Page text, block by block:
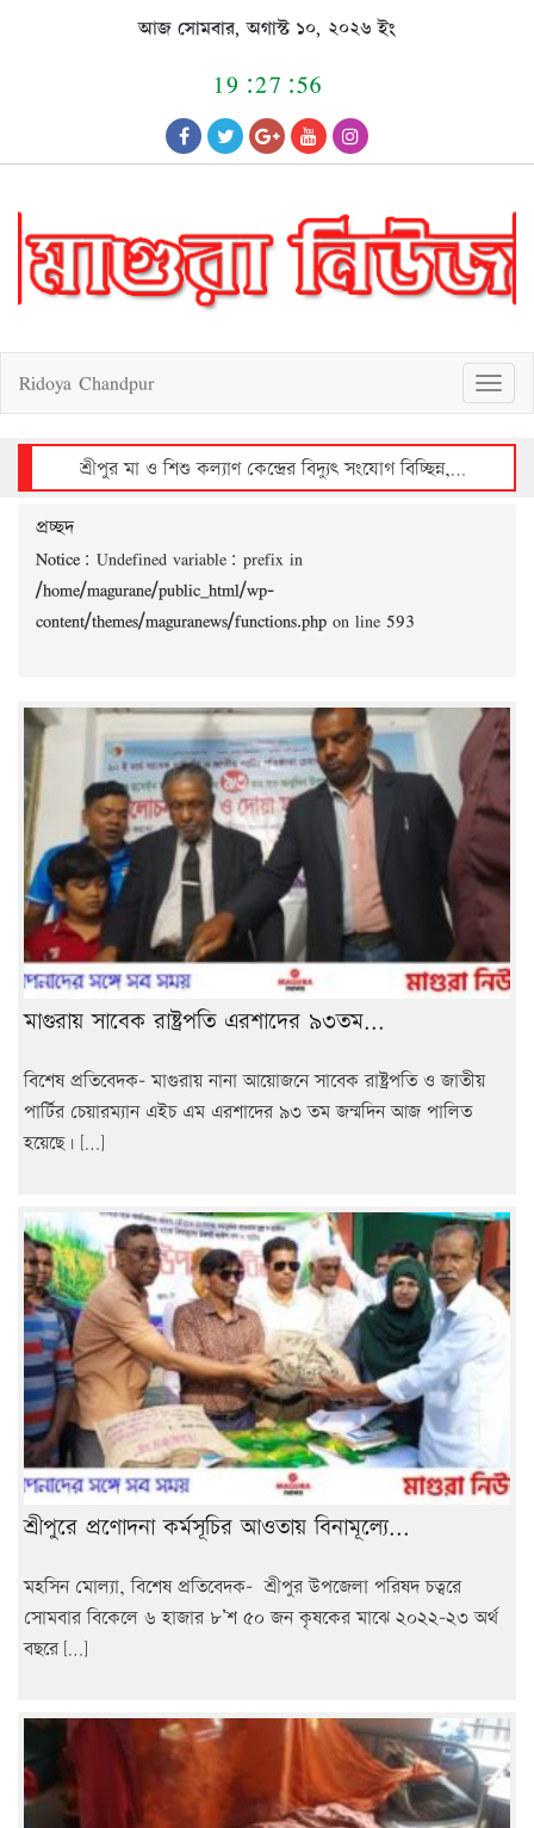
আজ সোমবার, অগাস্ট ১০, ২০২৬ ইং
19:27:57
T
o
g
g
l
a
t
Ridoya Chandpur
শ্রীপুর মা ও শিশু কল্যাণ কেন্দ্রের বিদ্যুৎ সংযোগ বিচ্ছিন্ন, রোগীদের দুর্ভোগ
প্রচ্ছদ
Notice : Undefined variable: prefix in
/home/magurane/public_html/wp-
content/themes/maguranews/functions.php on line 593
মাগুরায় সাবেক রাষ্ট্রপতি এরশাদের ৯৩তম...
বিশেষ প্রতিবেদক- মাগুরায় নানা আয়োজনে সাবেক রাষ্ট্রপতি ও জাতীয়
পার্টির চেয়ারম্যান এইচ এম এরশাদের ৯৩ তম জন্মদিন আজ পালিত
হয়েছে। […]
শ্রীপুরে প্রণোদনা কর্মসূচির আওতায় বিনামূল্যে...
মহসিন মোল্যা, বিশেষ প্রতিবেদক- শ্রীপুর উপজেলা পরিষদ চত্বরে
সোমবার বিকেলে ৬ হাজার ৮’শ ৫০ জন কৃষকের মাঝে ২০২২-২৩ অর্থ
বছরে […]